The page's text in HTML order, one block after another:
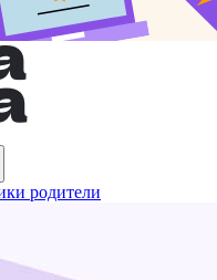
родители